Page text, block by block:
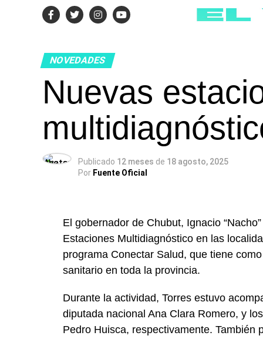
NOVEDADES
Nuevas
Publicado 12 meses de 18 agosto, 2025
Por Fuente Oficial
El gobernador de Chubut, Ignacio
Estaciones Multidiagnóstico en las
programa Conectar Salud, que tiene
sanitario en toda la provincia.
Durante la actividad, Torres estuvo
diputada nacional Ana Clara Romero, y
Pedro Huisca, respectivamente. También